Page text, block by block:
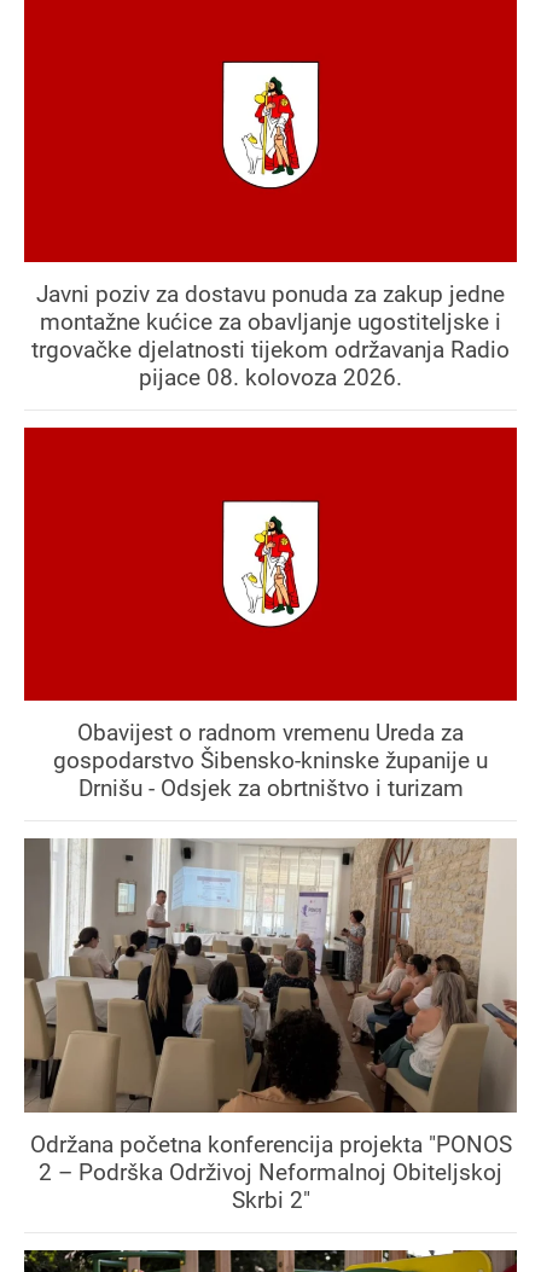
Javni poziv za dostavu ponuda za zakup jedne
montažne kućice za obavljanje ugostiteljske i
trgovačke djelatnosti tijekom održavanja Radio
pijace 08. kolovoza 2026.
Obavijest o radnom vremenu Ureda za
gospodarstvo Šibensko-kninske županije u
Drnišu - Odsjek za obrtništvo i turizam
Održana početna konferencija projekta "PONOS
2 – Podrška Održivoj Neformalnoj Obiteljskoj
Skrbi 2"